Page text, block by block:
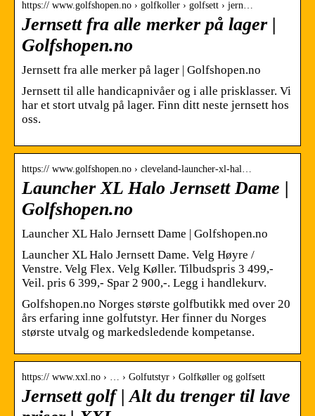
https:// www.golfshopen.no › golfkoller › golfsett › jern…
Jernsett fra alle merker på lager |
Golfshopen.no
Jernsett fra alle merker på lager | Golfshopen.no
Jernsett til alle handicapnivåer og i alle prisklasser. Vi
har et stort utvalg på lager. Finn ditt neste jernsett hos
oss.
https:// www.golfshopen.no › cleveland-launcher-xl-hal…
Launcher XL Halo Jernsett Dame |
Golfshopen.no
Launcher XL Halo Jernsett Dame | Golfshopen.no
Launcher XL Halo Jernsett Dame. Velg Høyre /
Venstre. Velg Flex. Velg Køller. Tilbudspris 3 499,-
Veil. pris 6 399,- Spar 2 900,-. Legg i handlekurv.
Golfshopen.no Norges største golfbutikk med over 20
års erfaring inne golfutstyr. Her finner du Norges
største utvalg og markedsledende kompetanse.
https:// www.xxl.no › … › Golfutstyr › Golfkøller og golfsett
Jernsett golf | Alt du trenger til lave